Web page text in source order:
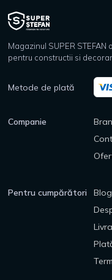
Magazinul SUPER
pentru constructii si
Metode de plată
Companie
Pentru cumpărători
Blog